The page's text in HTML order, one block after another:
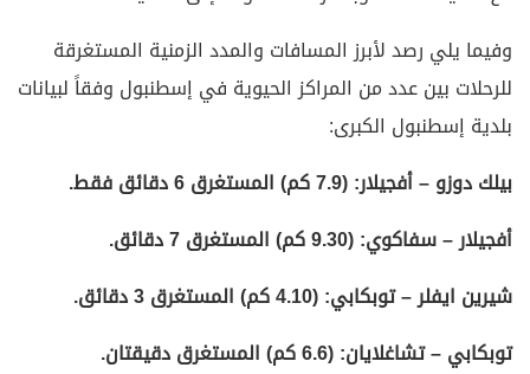
وفيما يلي رصد لأبرز المسافات والمدد الزمنية المستغرقة
للرحلات بين عدد من المراكز الحيوية في إسطنبول وفقاً لبيانات
بلدية إسطنبول الكبرى:
بيلك دوزو – أفجيلار: (7.9 كم) المستغرق 6 دقائق فقط.
أفجيلار – سفاكوي: (9.30 كم) المستغرق 7 دقائق.
شيرين ايفلر – توبكابي: (4.10 كم) المستغرق 3 دقائق.
توبكابي – تشاغلايان: (6.6 كم) المستغرق دقيقتان.